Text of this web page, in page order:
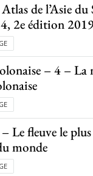
de l’Asie du
2e édition
– 4 – La
Le fleuve le
monde